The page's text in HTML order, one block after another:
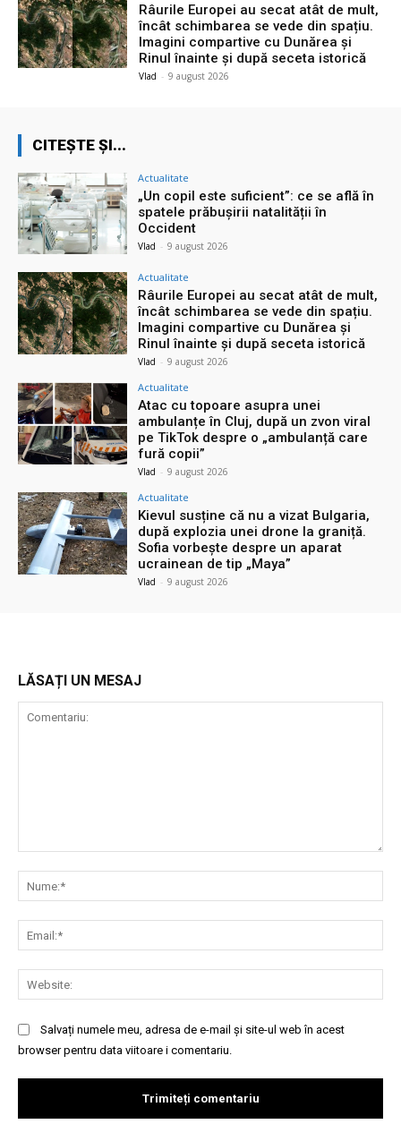
Râurile Europei au secat atât de mult,
încât schimbarea se vede din spațiu.
Imagini compartive cu Dunărea și
Rinul înainte și după seceta istorică
Vlad - 9 august 2026
CITEȘTE ȘI...
Actualitate
„Un copil este suficient”: ce se află în
spatele prăbușirii natalității în
Occident
Vlad - 9 august 2026
Actualitate
Râurile Europei au secat atât de mult,
încât schimbarea se vede din spațiu.
Imagini compartive cu Dunărea și
Rinul înainte și după seceta istorică
Vlad - 9 august 2026
Actualitate
Atac cu topoare asupra unei
ambulanțe în Cluj, după un zvon viral
pe TikTok despre o „ambulanță care
fură copii”
Vlad - 9 august 2026
Actualitate
Kievul susține că nu a vizat Bulgaria,
după explozia unei drone la graniță.
Sofia vorbește despre un aparat
ucrainean de tip „Maya”
Vlad - 9 august 2026
LĂSAȚI UN MESAJ
Salvați numele meu, adresa de e-mail și site-ul web în acest
browser pentru data viitoare i comentariu.